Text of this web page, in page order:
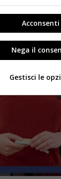
Acconsenti
Nega il
Gestisci le